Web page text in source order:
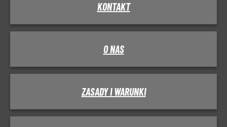
KONTAKT
O NAS
ZASADY I WARUNKI